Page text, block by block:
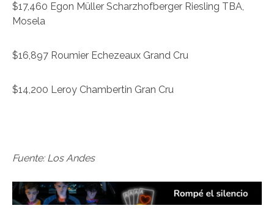
$17,460 Egon Müller Scharzhofberger Riesling TBA,
Mosela
$16,897 Roumier Echezeaux Grand Cru
$14,200 Leroy Chambertin Gran Cru
Fuente: Los Andes